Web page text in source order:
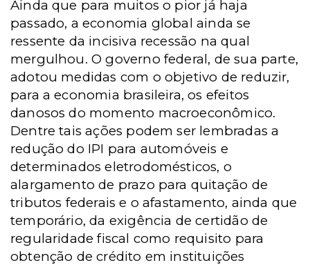
Ainda que para muitos o pior já haja
passado, a economia global ainda se
ressente da incisiva recessão na qual
mergulhou. O governo federal, de sua parte,
adotou medidas com o objetivo de reduzir,
para a economia brasileira, os efeitos
danosos do momento macroeconômico.
Dentre tais ações podem ser lembradas a
redução do IPI para automóveis e
determinados eletrodomésticos, o
alargamento de prazo para quitação de
tributos federais e o afastamento, ainda que
temporário, da exigência de certidão de
regularidade fiscal como requisito para
obtenção de crédito em instituições